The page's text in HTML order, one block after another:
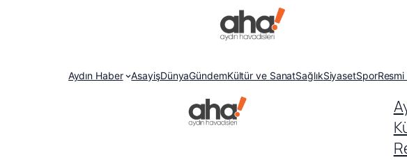
Aydın Haber AsayişDünyaGündemKültür ve SanatSağlıkSiyasetSpor